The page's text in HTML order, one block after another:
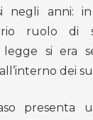
negli anni:
ruolo di
si era
dei
presenta